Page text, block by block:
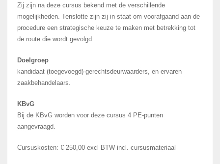
Zij zijn na deze cursus bekend met de verschillende
mogelijkheden. Tenslotte zijn zij in staat om voorafgaand aan de
procedure een strategische keuze te maken met betrekking tot
de route die wordt gevolgd.
Doelgroep
kandidaat (toegevoegd)-gerechtsdeurwaarders, en ervaren
zaakbehandelaars.
KBvG
Bij de KBvG worden voor deze cursus 4 PE-punten
aangevraagd.
Cursuskosten: € 250,00 excl BTW incl. cursusmateriaal